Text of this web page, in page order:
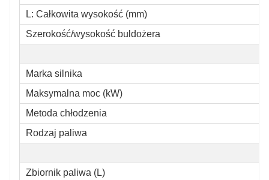
L: Całkowita wysokość (mm)
Szerokość/wysokość buldożera
Marka silnika
Maksymalna moc (kW)
Metoda chłodzenia
Rodzaj paliwa
Zbiornik paliwa (L)